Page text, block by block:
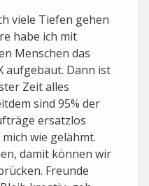
viele Tiefen gehen
habe ich mit
Menschen das
aufgebaut. Dann ist
Zeit alles
sind 95% der
ersatzlos
wie gelähmt.
damit können wir
Freunde